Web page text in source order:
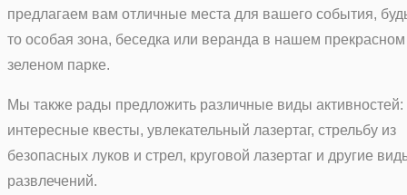
предлагаем вам отличные места для вашего события,
то особая зона, беседка или веранда в нашем прекрасном
зеленом парке.
Мы также рады предложить различные виды активностей:
интересные квесты, увлекательный лазертаг, стрельбу из
безопасных луков и стрел, круговой лазертаг и другие
развлечений.